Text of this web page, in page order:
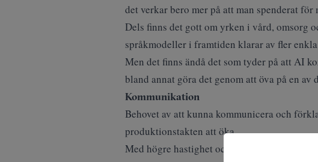
det verkar bero merpå att man spenderat för
Dels finns det gott om yrken i vård, omsorg
språkmodeller i framtiden klarar av fler
Men det finns ändå det som tyder på att AI
bland annat göra det genom att öva på en av
Kommunikation
Behovet av att kunna kommunicera och
produktionstakten att öka.
Med högre hastighet och större volymer